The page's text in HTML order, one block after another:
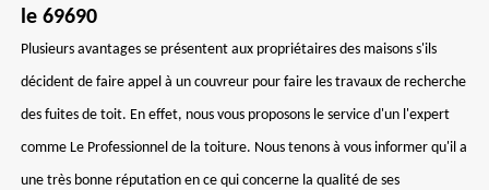
le 69690
Plusieurs avantages se présentent aux propriétaires des maisons s'ils
décident de faire appel à un couvreur pour faire les travaux de recherche
des fuites de toit. En effet, nous vous proposons le service d'un l'expert
comme Le Professionnel de la toiture. Nous tenons à vous informer qu'il a
une très bonne réputation en ce qui concerne la qualité de ses